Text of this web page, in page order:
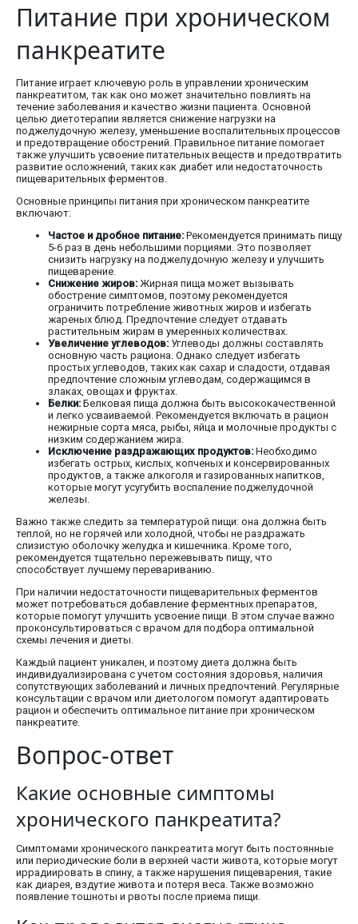
Питание при хроническом
панкреатите
Питание играет ключевую роль в управлении хроническим
панкреатитом, так как оно может значительно повлиять на
течение заболевания и качество жизни пациента. Основной
целью диетотерапии является снижение нагрузки на
поджелудочную железу, уменьшение воспалительных процессов
и предотвращение обострений. Правильное питание помогает
также улучшить усвоение питательных веществ и предотвратить
развитие осложнений, таких как диабет или недостаточность
пищеварительных ферментов.
Основные принципы питания при хроническом панкреатите
включают:
Частое и дробное питание: Рекомендуется принимать пищу
5-6 раз в день небольшими порциями. Это позволяет
снизить нагрузку на поджелудочную железу и улучшить
пищеварение.
Снижение жиров: Жирная пища может вызывать
обострение симптомов, поэтому рекомендуется
ограничить потребление животных жиров и избегать
жареных блюд. Предпочтение следует отдавать
растительным жирам в умеренных количествах.
Увеличение углеводов: Углеводы должны составлять
основную часть рациона. Однако следует избегать
простых углеводов, таких как сахар и сладости, отдавая
предпочтение сложным углеводам, содержащимся в
злаках, овощах и фруктах.
Белки: Белковая пища должна быть высококачественной
и легко усваиваемой. Рекомендуется включать в рацион
нежирные сорта мяса, рыбы, яйца и молочные продукты с
низким содержанием жира.
Исключение раздражающих продуктов: Необходимо
избегать острых, кислых, копченых и консервированных
продуктов, а также алкоголя и газированных напитков,
которые могут усугубить воспаление поджелудочной
железы.
Важно также следить за температурой пищи: она должна быть
теплой, но не горячей или холодной, чтобы не раздражать
слизистую оболочку желудка и кишечника. Кроме того,
рекомендуется тщательно пережевывать пищу, что
способствует лучшему перевариванию.
При наличии недостаточности пищеварительных ферментов
может потребоваться добавление ферментных препаратов,
которые помогут улучшить усвоение пищи. В этом случае важно
проконсультироваться с врачом для подбора оптимальной
схемы лечения и диеты.
Каждый пациент уникален, и поэтому диета должна быть
индивидуализирована с учетом состояния здоровья, наличия
сопутствующих заболеваний и личных предпочтений. Регулярные
консультации с врачом или диетологом помогут адаптировать
рацион и обеспечить оптимальное питание при хроническом
панкреатите.
Вопрос-ответ
Какие основные симптомы
хронического панкреатита?
Симптомами хронического панкреатита могут быть постоянные
или периодические боли в верхней части живота, которые могут
иррадиировать в спину, а также нарушения пищеварения, такие
как диарея, вздутие живота и потеря веса. Также возможно
появление тошноты и рвоты после приема пищи.